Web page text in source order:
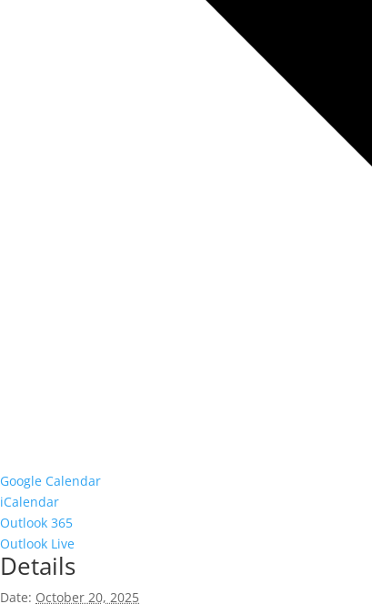
Google Calendar
iCalendar
Outlook 365
Outlook Live
Details
Date: October 20, 2025